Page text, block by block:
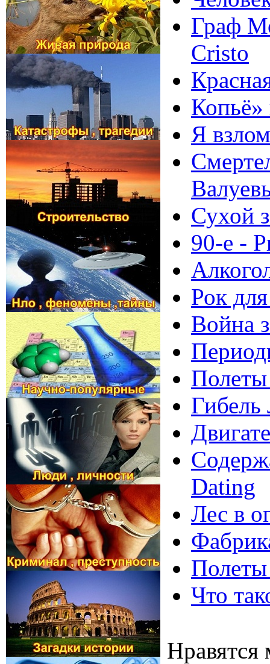
Граф
Cristo
Копьё»
Я
Сухой
90-е -
Рок
Война
Полеты
Гибель
Dating
Лес в
Полеты
Что